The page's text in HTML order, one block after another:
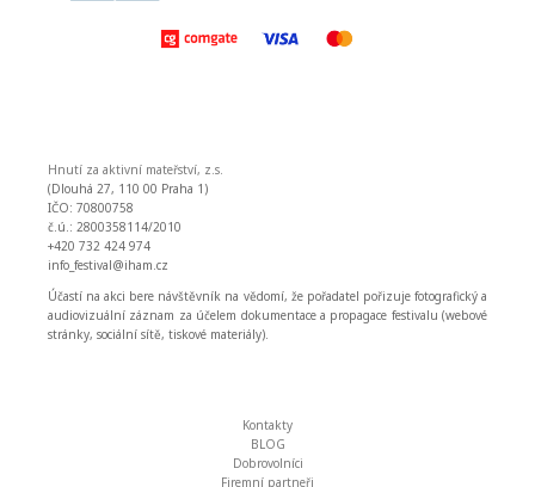
Hnutí za aktivní mateřství, z.s.
(Dlouhá 27, 110 00 Praha 1)
IČO: 70800758
č.ú.: 2800358114/2010
+420 732 424 974
info_festival@iham.cz
Účastí na akci bere návštěvník na vědomí, že pořadatel pořizuje fotografický a
audiovizuální záznam za účelem dokumentace a propagace festivalu (webové
stránky, sociální sítě, tiskové materiály).
Kontakty
BLOG
Dobrovolníci
Firemní partneři